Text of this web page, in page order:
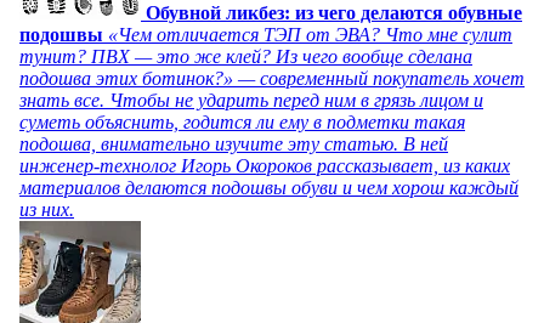
Обувной ликбез: из чего делаются обувные
подошвы «Чем отличается ТЭП от ЭВА? Что мне сулит
тунит? ПВХ — это же клей? Из чего вообще сделана
подошва этих ботинок?» — современный покупатель хочет
знать все. Чтобы не ударить перед ним в грязь лицом и
суметь объяснить, годится ли ему в подметки такая
подошва, внимательно изучите эту статью. В ней
инженер-технолог Игорь Окороков рассказывает, из каких
материалов делаются подошвы обуви и чем хорош каждый
из них.